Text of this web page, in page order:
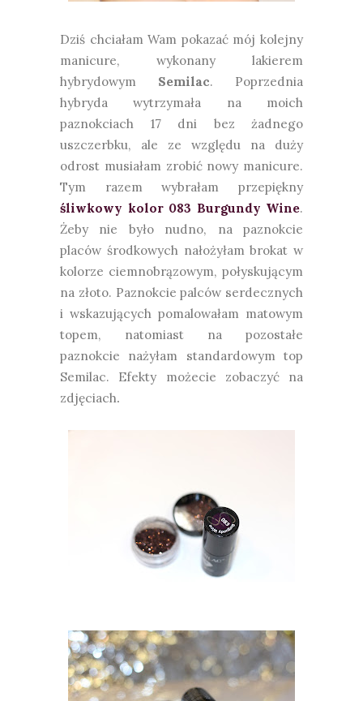
Dziś chciałam Wam pokazać mój kolejny
manicure, wykonany lakierem
hybrydowym Semilac. Poprzednia
hybryda wytrzymała na moich
paznokciach 17 dni bez żadnego
uszczerbku, ale ze względu na duży
odrost musiałam zrobić nowy manicure.
Tym razem wybrałam przepiękny
śliwkowy kolor 083 Burgundy Wine.
Żeby nie było nudno, na paznokcie
placów środkowych nałożyłam brokat w
kolorze ciemnobrązowym, połyskującym
na złoto. Paznokcie palców serdecznych
i wskazujących pomalowałam matowym
topem, natomiast na pozostałe
paznokcie nażyłam standardowym top
Semilac. Efekty możecie zobaczyć na
zdjęciach.